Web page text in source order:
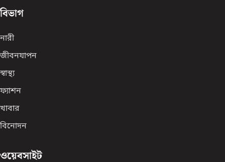
বিভাগ
নারী
জীবনযাপন
স্বাস্থ্য
ফ্যাশন
খাবার
বিনোদন
ওয়েবসাইট